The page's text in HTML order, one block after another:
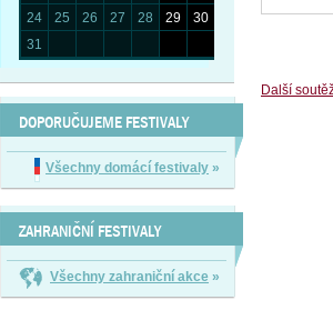
24
25 26 27 28 29
30
31
DOPORUČUJEME FESTIVALY
Všechny domácí festivaly »
ZAHRANIČNÍ FESTIVALY
Všechny zahraniční akce »
Další